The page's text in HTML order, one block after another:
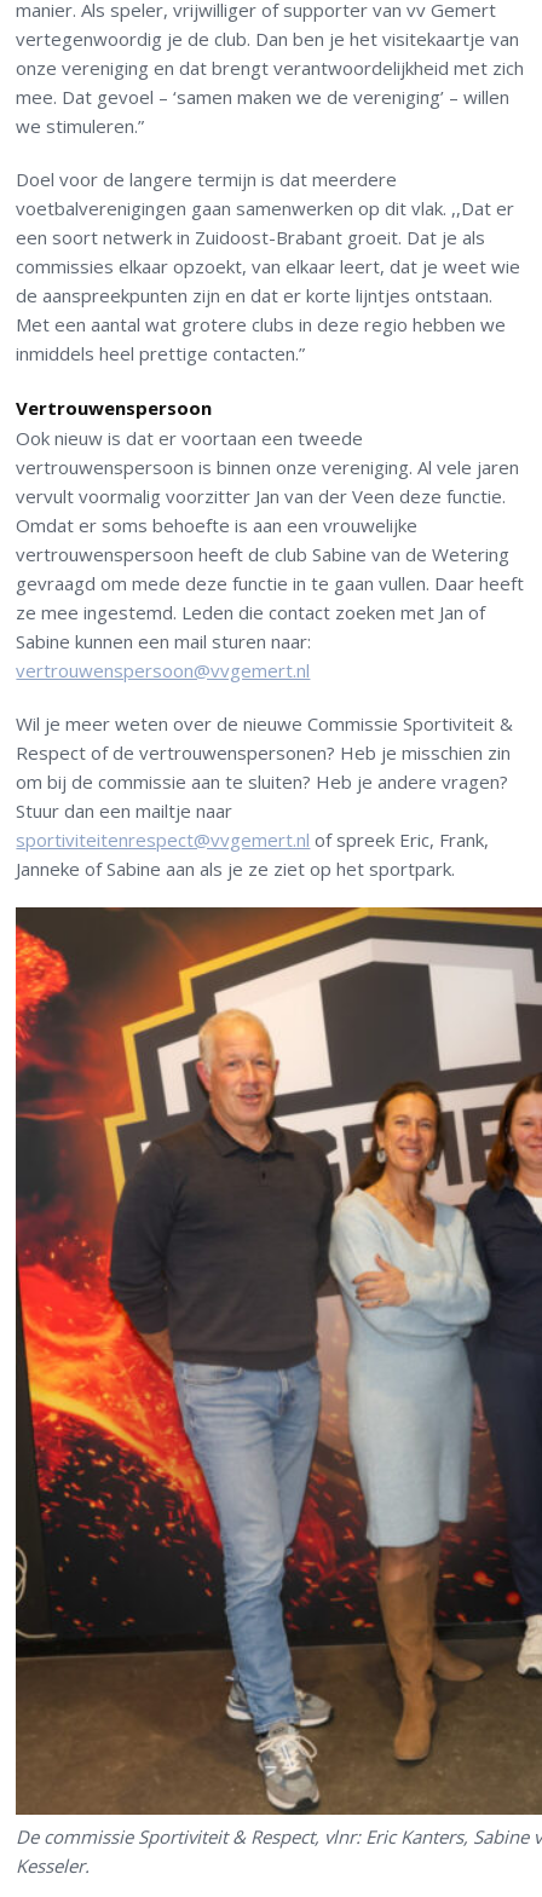
manier. Als speler, vrijwilliger of supporter van vv Gemert
vertegenwoordig je de club. Dan ben je het visitekaartje van
onze vereniging en dat brengt verantwoordelijkheid met zich
mee. Dat gevoel – ‘samen maken we de vereniging’ – willen
we stimuleren.”
Doel voor de langere termijn is dat meerdere
voetbalverenigingen gaan samenwerken op dit vlak. ,,Dat er
een soort netwerk in Zuidoost-Brabant groeit. Dat je als
commissies elkaar opzoekt, van elkaar leert, dat je weet wie
de aanspreekpunten zijn en dat er korte lijntjes ontstaan.
Met een aantal wat grotere clubs in deze regio hebben we
inmiddels heel prettige contacten.”
Vertrouwenspersoon
Ook nieuw is dat er voortaan een tweede
vertrouwenspersoon is binnen onze vereniging. Al vele jaren
vervult voormalig voorzitter Jan van der Veen deze functie.
Omdat er soms behoefte is aan een vrouwelijke
vertrouwenspersoon heeft de club Sabine van de Wetering
gevraagd om mede deze functie in te gaan vullen. Daar heeft
ze mee ingestemd. Leden die contact zoeken met Jan of
Sabine kunnen een mail sturen naar:
vertrouwenspersoon@vvgemert.nl
Wil je meer weten over de nieuwe Commissie Sportiviteit &
Respect of de vertrouwenspersonen? Heb je misschien zin
om bij de commissie aan te sluiten? Heb je andere vragen?
Stuur dan een mailtje naar
sportiviteitenrespect@vvgemert.nl of spreek Eric, Frank,
Janneke of Sabine aan als je ze ziet op het sportpark.
De commissie Sportiviteit & Respect, vlnr: Eric Kanters, Sabine
Kesseler.